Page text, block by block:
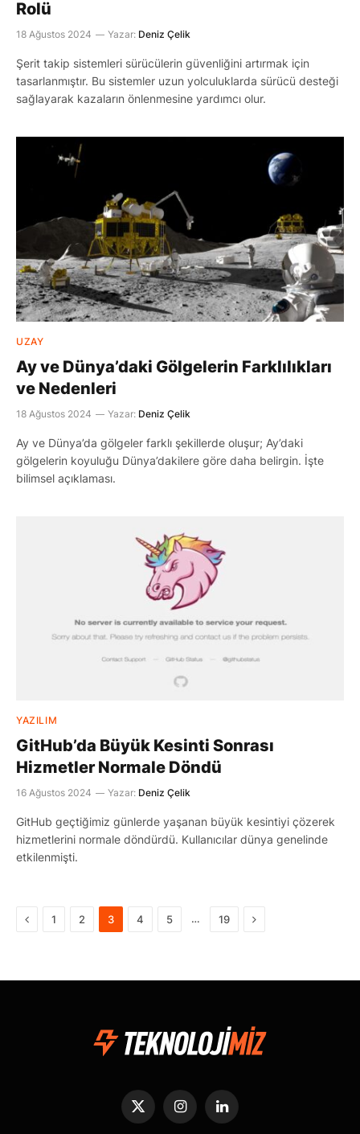
Rolü
18 Ağustos 2024 Yazar: Deniz Çelik
Şerit takip sistemleri sürücülerin güvenliğini artırmak için
tasarlanmıştır. Bu sistemler uzun yolculuklarda sürücü desteği
sağlayarak kazaların önlenmesine yardımcı olur.
UZAY
Ay ve Dünya’daki Gölgelerin Farklılıkları
ve Nedenleri
18 Ağustos 2024 Yazar: Deniz Çelik
Ay ve Dünya’da gölgeler farklı şekillerde oluşur; Ay’daki
gölgelerin koyuluğu Dünya’dakilere göre daha belirgin. İşte
bilimsel açıklaması.
YAZILIM
GitHub’da Büyük Kesinti Sonrası
Hizmetler Normale Döndü
16 Ağustos 2024 Yazar: Deniz Çelik
GitHub geçtiğimiz günlerde yaşanan büyük kesintiyi çözerek
hizmetlerini normale döndürdü. Kullanıcılar dünya genelinde
etkilenmişti.
Önceki
1 2 3 4 5 … 19 Sonraki
X
(Twitter)
InstagramLinkedIn